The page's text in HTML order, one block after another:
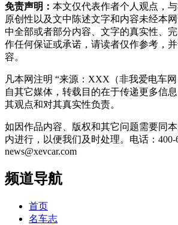
免责声明： 本文仅代表作者个人观点，
原创性以及文中陈述文字和内容未经本
中全部或者部分内容、文字的真实性、
作任何保证或承诺，请读者仅作参考，
容。
凡本网注明 “来源：XXX（非我爱电车
自其它媒体，转载目的在于传递更多信
其观点和对其真实性负责。
如因作品内容、版权和其它问题需要同
内进行，以便我们及时处理。电话：400-
news@xevcar.com
频道导航
首页
名车志